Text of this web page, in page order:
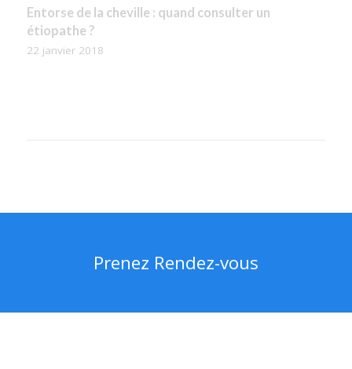
Et si vous souffriez d’une névralgie intercostale ?
21 avril 2018
Entorse de la cheville : quand consulter un
étiopathe ?
22 janvier 2018
Prenez Rendez-vous